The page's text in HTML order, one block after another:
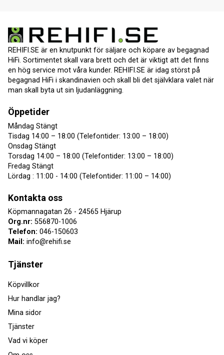
REHIFI.SE är en knutpunkt för säljare och köpare av begagnad
HiFi. Sortimentet skall vara brett och det är viktigt att det finns
en hög service mot våra kunder. REHIFI.SE är idag störst på
begagnad HiFi i skandinavien och skall bli det självklara valet när
man skall byta ut sin ljudanläggning.
Öppetider
Måndag Stängt
Tisdag 14:00 – 18:00 (Telefontider: 13:00 – 18:00)
Onsdag Stängt
Torsdag 14:00 – 18:00 (Telefontider: 13:00 – 18:00)
Fredag Stängt
Lördag : 11:00 - 14:00 (Telefontider: 11:00 – 14:00)
Kontakta oss
Köpmannagatan 26 - 24565 Hjärup
Org.nr: 556870-1006
Telefon: 046-150603
Mail: info@rehifi.se
Tjänster
Köpvillkor
Hur handlar jag?
Mina sidor
Tjänster
Vad vi köper